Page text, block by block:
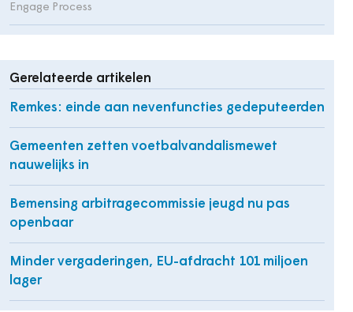
Engage Process
Gerelateerde artikelen
Remkes: einde aan nevenfuncties gedeputeerden
Gemeenten zetten voetbalvandalismewet
nauwelijks in
Bemensing arbitragecommissie jeugd nu pas
openbaar
Minder vergaderingen, EU-afdracht 101 miljoen
lager